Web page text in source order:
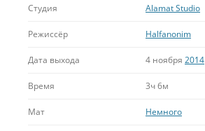
Студия Alamat Studio
Режиссёр Halfanonim
Дата выхода 4 ноября 2014
Время 3ч 6м
Мат Немного